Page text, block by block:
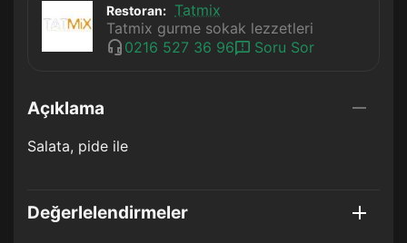
Restoran: Tatmix
Tatmix gurme sokak lezzetleri
0216 527 36 96
Soru Sor
Açıklama
Salata, pide ile
Değerlelendirmeler